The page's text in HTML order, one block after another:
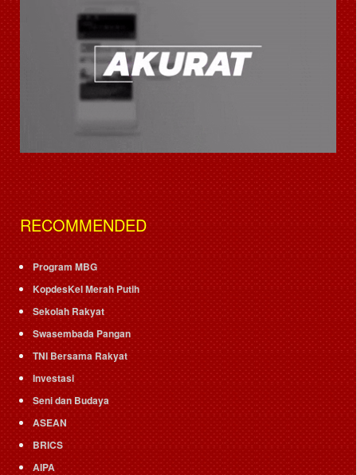
RECOMMENDED
Program MBG
KopdesKel Merah Putih
Sekolah Rakyat
Swasembada Pangan
TNI Bersama Rakyat
Investasi
Seni dan Budaya
ASEAN
BRICS
AIPA